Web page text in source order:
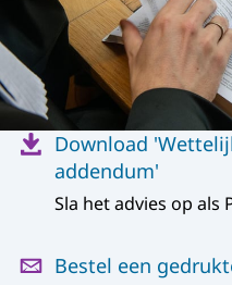
MenuDownload
addendum'
Sla het advies op als
Bestel een